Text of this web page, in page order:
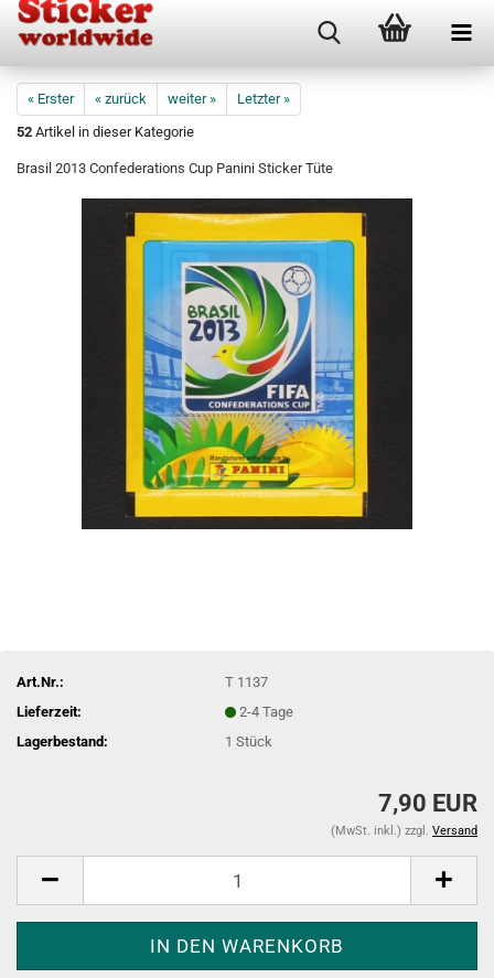
« Erster « zurück weiter »
Letzter »
52 Artikel in dieser Kategorie
Brasil 2013 Confederations Cup Panini Sticker Tüte
Art.Nr.:
T 1137
Lieferzeit:
2-4 Tage
Lagerbestand:
1Stück
7,90 EUR
(MwSt. inkl.) zzgl. Versand